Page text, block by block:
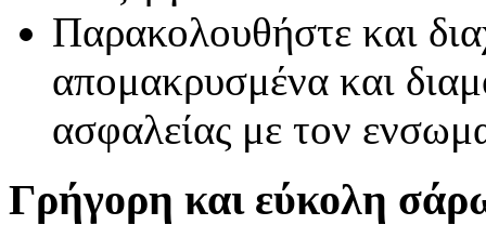
Παρακολουθήστε και
απομακρυσμένα και
ασφαλείας με τον
Γρήγορη και εύκολη